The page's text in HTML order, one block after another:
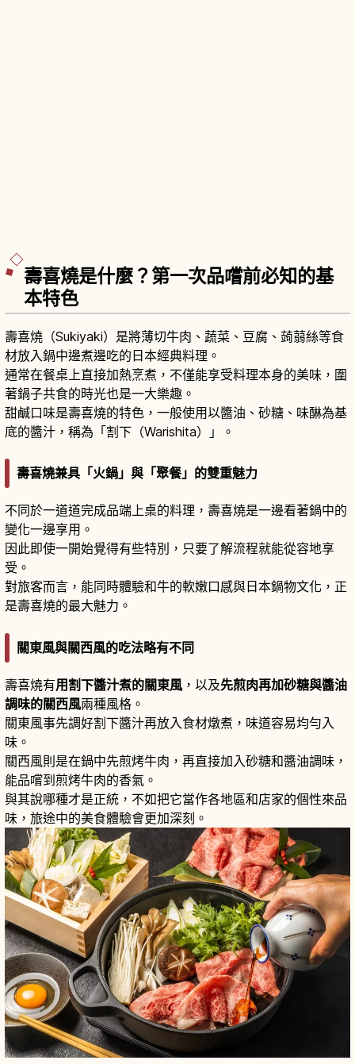
壽喜燒是什麼？第一次品嚐前必知的基
本特色
壽喜燒（Sukiyaki）是將薄切牛肉、蔬菜、豆腐、蒟蒻絲等食
材放入鍋中邊煮邊吃的日本經典料理。
通常在餐桌上直接加熱烹煮，不僅能享受料理本身的美味，圍
著鍋子共食的時光也是一大樂趣。
甜鹹口味是壽喜燒的特色，一般使用以醬油、砂糖、味醂為基
底的醬汁，稱為「割下（Warishita）」。
壽喜燒兼具「火鍋」與「聚餐」的雙重魅力
不同於一道道完成品端上桌的料理，壽喜燒是一邊看著鍋中的
變化一邊享用。
因此即使一開始覺得有些特別，只要了解流程就能從容地享
受。
對旅客而言，能同時體驗和牛的軟嫩口感與日本鍋物文化，正
是壽喜燒的最大魅力。
關東風與關西風的吃法略有不同
壽喜燒有用割下醬汁煮的關東風 ，以及先煎肉再加砂糖與醬油
調味的關西風兩種風格。
關東風事先調好割下醬汁再放入食材燉煮，味道容易均勻入
味。
關西風則是在鍋中先煎烤牛肉，再直接加入砂糖和醬油調味，
能品嚐到煎烤牛肉的香氣。
與其說哪種才是正統，不如把它當作各地區和店家的個性來品
味，旅途中的美食體驗會更加深刻。